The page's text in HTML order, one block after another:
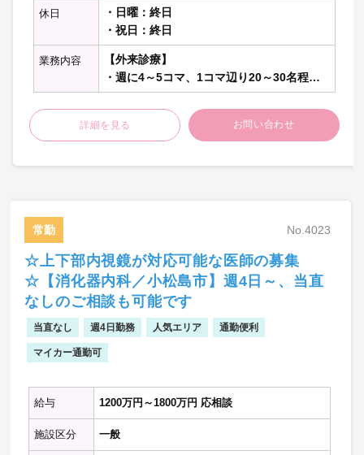
休日
・日曜：終日
・祝日：終日
業務内容
【外来診療】
・週に4～5コマ、1コマ辺り20～30名程度
を担当頂きます。
【病棟管理】
※記載の件数等は目安の数字です。
※敷地内禁煙
詳細を見る お問い合わせ
常勤 No.4023
☆上下部内視鏡が対応可能な医師の募集
☆【消化器内科／小松島市】週4日～、当直
なしのご相談も可能です
当直なし 週4日勤務 人気エリア 通勤便利
マイカー通勤可
給与 1200万円～1800万円 応相談
施設区分 一般